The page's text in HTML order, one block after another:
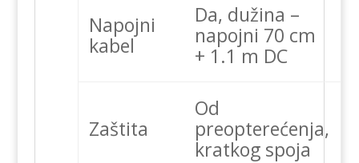
Napojni
kabel
Da, dužina –
napojni 70 cm
+ 1.1 m DC
Zaštita
Od
preopterećenja,
kratkog spoja